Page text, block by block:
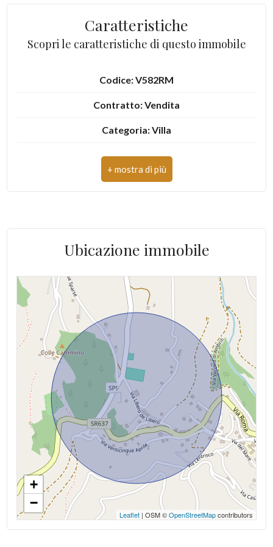
Caratteristiche
Scopri le caratteristiche di questo immobile
Codice: V582RM
Contratto: Vendita
Categoria: Villa
Indirizzo: Via Libero De Libero
CAP: 4025
Totale mq: 144 mq
Camere: 4
Bagni: 3
Locali: 6
Stato conservazione: Ottimo
Piano: Multipiano
Piani totali: 3
Riscaldamento: Autonomo
Infissi: DOPPIOVETRO
Termosifoni: TERMOSIFONI
Appartamenti Totali: 2
Ubicazione immobile
+
−
Leaflet| OSM ©OpenStreetMapcontributors
Giardino
Posto auto/Box
Balcone/Terrazzo
Ascensore
Arredato
Nuova costruzione
Lusso